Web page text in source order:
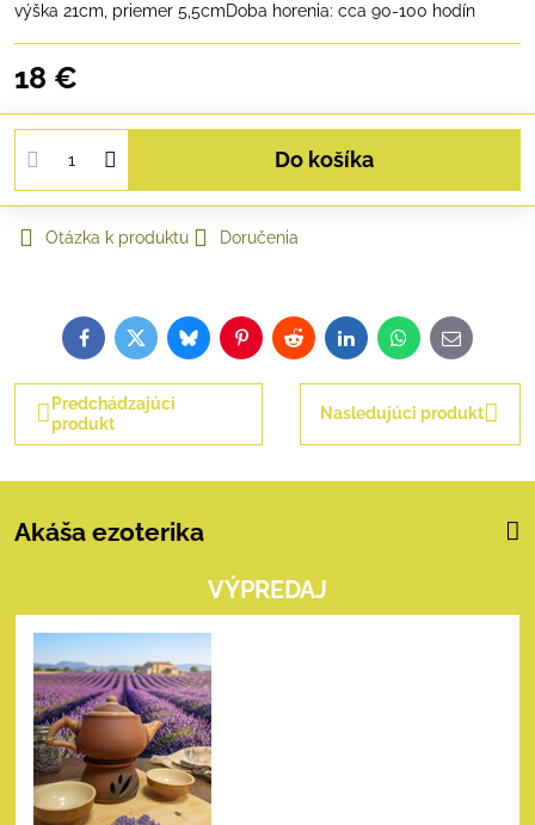
výška 21cm, priemer 5,5cmDoba horenia: cca 90-100 hodín
18 €
Do košíka
Otázka k produktu Doručenia
FacebookTwitterBlueskyPinterestRedditLinkedInWhatsApp
E-
mail
Predchádzajúci
produkt
Nasledujúci produkt
Akáša ezoterika
VÝPREDAJ